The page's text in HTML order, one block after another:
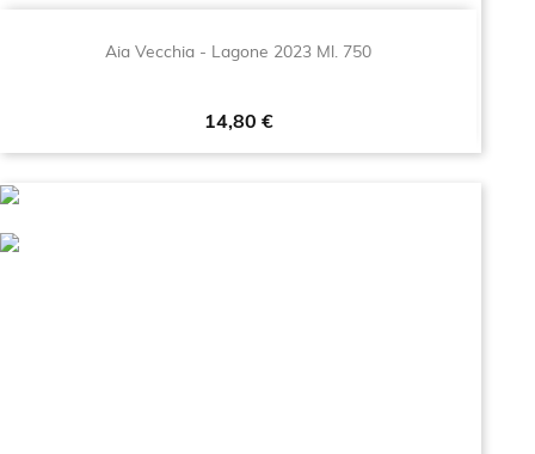
Aia Vecchia - Lagone 2023 Ml. 750
Prezzo
14,80 €